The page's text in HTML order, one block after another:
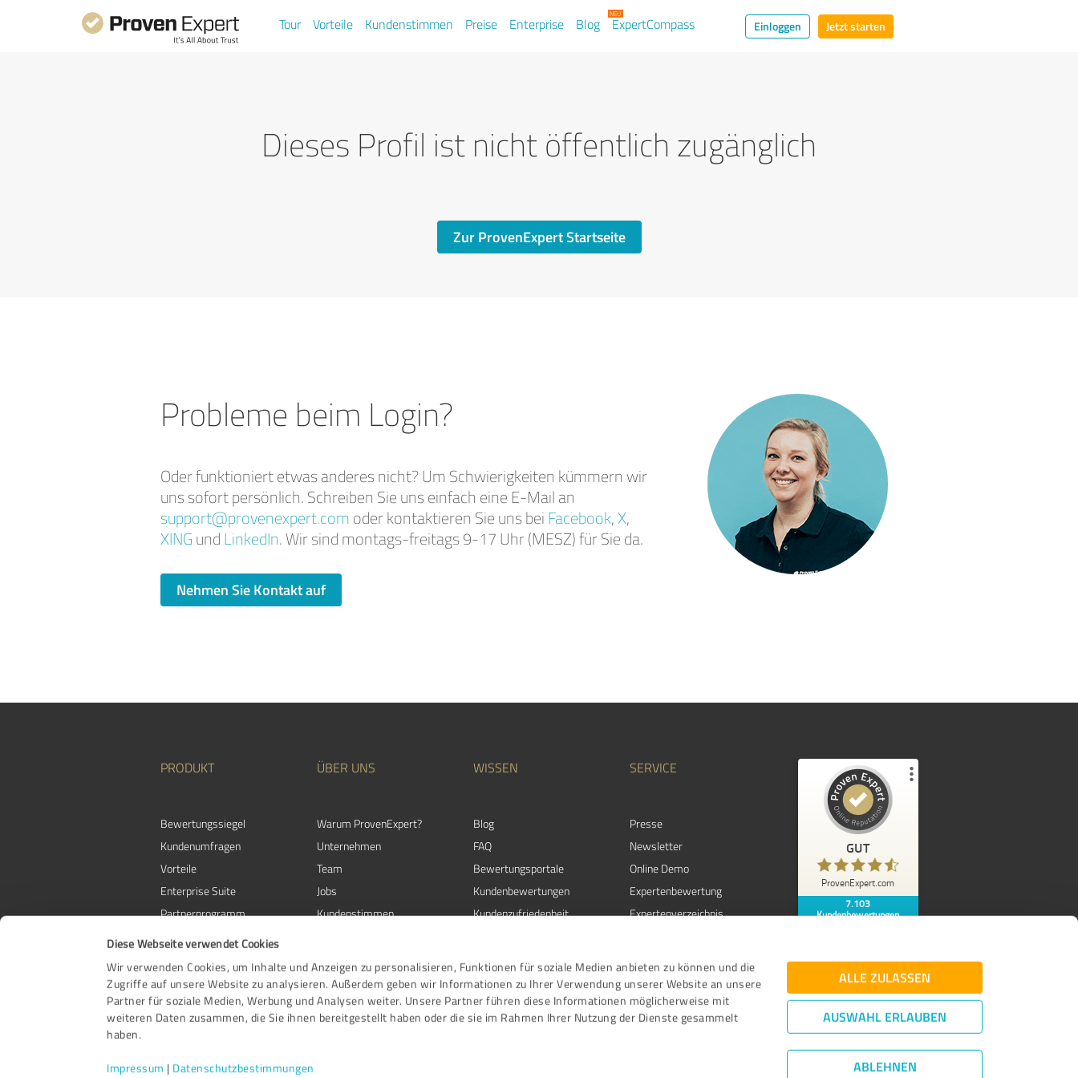
Diese Webseite verwendet Cookies
Wir verwenden Cookies, um Inhalte und Anzeigen zu personalisieren, Funktionen für soziale Medien anbieten zu können und die
Zugriffe auf unsere Website zu analysieren. Außerdem geben wir Informationen zu Ihrer Verwendung unserer Website an unsere
Partner für soziale Medien, Werbung und Analysen weiter. Unsere Partner führen diese Informationen möglicherweise mit
weiteren Daten zusammen, die Sie ihnen bereitgestellt haben oder die sie im Rahmen Ihrer Nutzung der Dienste gesammelt
haben.
Impressum | Datenschutzbestimmungen
ALLE ZULASSEN
AUSWAHL ERLAUBEN
ABLEHNEN
Tour Vorteile Kundenstimmen Preise Enterprise Blog ExpertCompass Einloggen Jetzt starten
Dieses Profil ist nicht öffentlich zugänglich
Zur ProvenExpert Startseite
Probleme beim Login?
Oder funktioniert etwas anderes nicht? Um Schwierigkeiten kümmern wir
uns sofort persönlich. Schreiben Sie uns einfach eine E-Mail an
support@provenexpert.com oder kontaktieren Sie uns bei Facebook,X,
XING und LinkedIn. Wir sind montags-freitags 9-17 Uhr (MESZ) für Sie da.
Nehmen Sie Kontakt auf
PRODUKT
Bewertungssiegel
Kundenumfragen
Vorteile
Enterprise Suite
Partnerprogramm
Auszeichnungen
ÜBER UNS
Warum ProvenExpert?
Unternehmen
Team
Jobs
Kundenstimmen
WISSEN
Blog
FAQ
Bewertungsportale
Kundenbewertungen
Kundenzufriedenheit
Events
SERVICE
Presse
Newsletter
Online Demo
Expertenbewertung
Expertenverzeichnis
GUT
ProvenExpert.com
7.103
Kundenbewertungen
Kundenbewertungen und Erfahrungen zu
ProvenExpert.com
Empfehlungen auf
ProvenExpert.com
ProvenExpert.com
anderen Quellen
Blick aufs ProvenExpert-Profil werfen
Anonym
David Helm ist der Beste - danke David
Bewertungen auf ProvenExpert.com